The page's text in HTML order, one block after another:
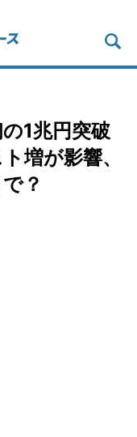
1兆円突破
増が影響、
？